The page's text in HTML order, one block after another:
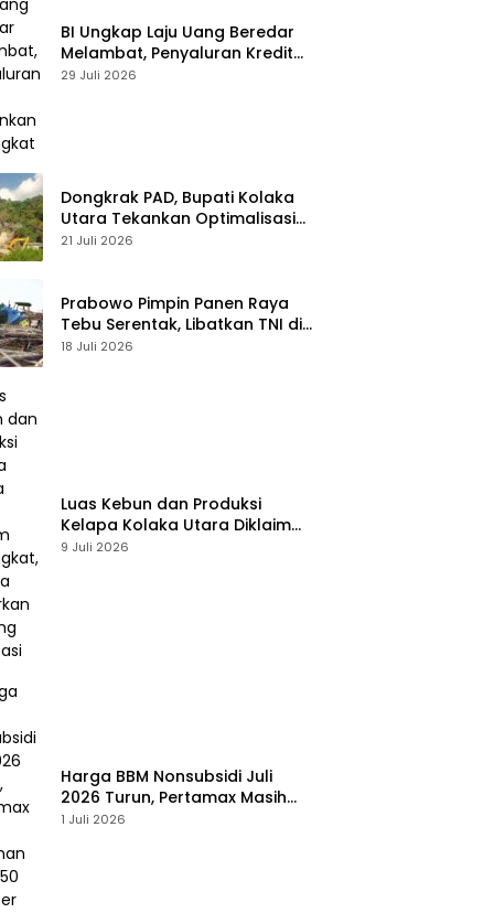
BI Ungkap Laju Uang Beredar
Melambat, Penyaluran Kredit
Perbankan Meningkat
29 Juli 2026
Dongkrak PAD, Bupati Kolaka
Utara Tekankan Optimalisasi
Pajak dan Sektor Tambang
21 Juli 2026
Prabowo Pimpin Panen Raya
Tebu Serentak, Libatkan TNI di
43 Titik Indonesia
18 Juli 2026
Luas Kebun dan Produksi
Kelapa Kolaka Utara Diklaim
Meningkat, Pemda Tawarkan
9 Juli 2026
Harga BBM Nonsubsidi Juli
2026 Turun, Pertamax Masih
Bertahan Rp16.250 per Liter
1 Juli 2026